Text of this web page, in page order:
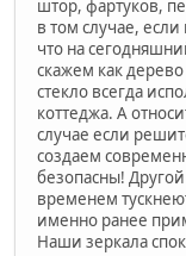
штор, фартуков,
в том случае,
что на
скажем как
стекло всегда
коттеджа. А
случае если
создаем
безопасны!
временем
именно ранее
Наши зеркала